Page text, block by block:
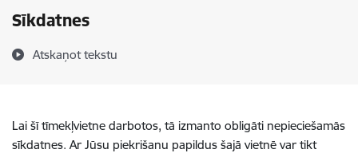
Sīkdatnes
Atskaņot tekstu
Lai šī tīmekļvietne darbotos, tā izmanto obligāti nepieciešamās
sīkdatnes. Ar Jūsu piekrišanu papildus šajā vietnē var tikt